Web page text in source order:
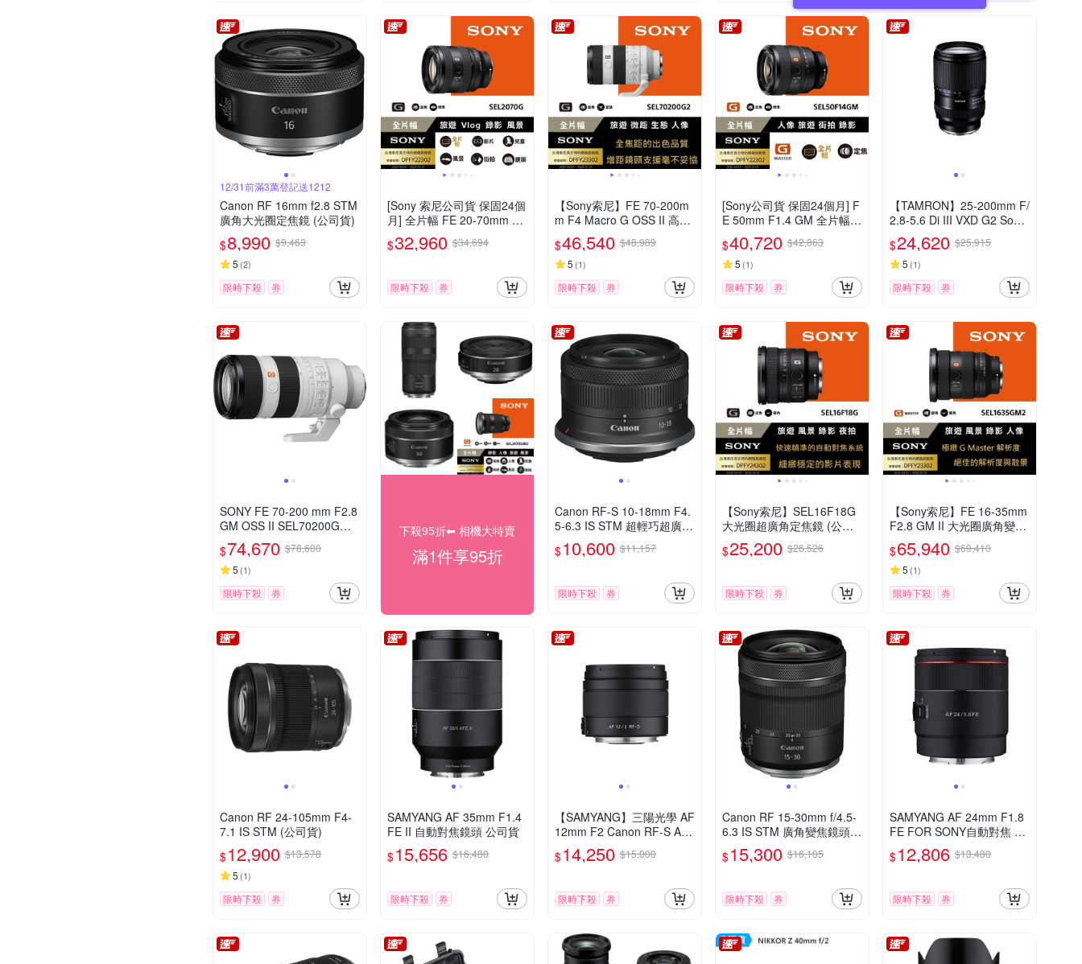
12/31前滿3萬登記送1212
Canon RF 16mm f2.8 STM
廣角大光圈定焦鏡 (公司貨)
$8,990 $9,463
5 (2)
限時下殺 券
[Sony 索尼公司貨 保固24個
月] 全片幅 FE 20-70mm F4
G 超廣角標準變焦鏡頭 SEL
2070G
$32,960 $34,694
限時下殺 券
【Sony索尼】FE 70-200m
m F4 Macro G OSS II 高性
能 G 系列望遠變焦鏡頭 SE
L70200G2 (公司貨 保固24
個月)
$46,540 $48,989
5 (1)
限時下殺 券
[Sony公司貨 保固24個月] F
E 50mm F1.4 GM 全片幅標
準定焦鏡頭 SEL50F14GM
$40,720 $42,863
5 (1)
限時下殺 券
【TAMRON】25-200mm F/
2.8-5.6 Di III VXD G2 Sony
E 接環 (A075) 公司貨
$24,620 $25,915
5 (1)
限時下殺 券
SONY FE 70-200 mm F2.8
GM OSS II SEL70200GM2
(公司貨)
$74,670 $78,600
5 (1)
限時下殺 券
下殺95折⬅︎ 相機大特賣
滿1件享95折
Canon RF-S 10-18mm F4.
5-6.3 IS STM 超輕巧超廣角
變焦鏡頭 公司貨
$10,600 $11,157
限時下殺 券
【Sony索尼】SEL16F18G
大光圈超廣角定焦鏡 (公司
貨 保固24個月)
$25,200 $26,526
限時下殺 券
【Sony索尼】FE 16-35mm
F2.8 GM II 大光圈廣角變焦
鏡 SEL1635GM2 (公司貨
保固 24個月)
$65,940 $69,410
5 (1)
限時下殺 券
Canon RF 24-105mm F4-
7.1 IS STM (公司貨)
$12,900 $13,578
5 (1)
限時下殺 券
SAMYANG AF 35mm F1.4
FE II 自動對焦鏡頭 公司貨
$15,656 $16,480
限時下殺 券
【SAMYANG】三陽光學 AF
12mm F2 Canon RF-S AP
S-C 自動對焦鏡頭 公司貨
$14,250 $15,000
限時下殺 券
Canon RF 15-30mm f/4.5-
6.3 IS STM 廣角變焦鏡頭
公司貨
$15,300 $16,105
限時下殺 券
SAMYANG AF 24mm F1.8
FE FOR SONY自動對焦 廣
角定焦鏡頭 (公司貨)
$12,806 $13,480
限時下殺 券